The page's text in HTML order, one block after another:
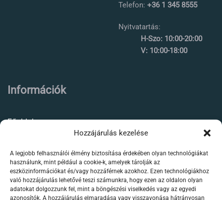
Hozzájárulás kezelése
A legjobb felhasználói élmény biztosítása érdekében olyan technológiákat
használunk, mint például a cookie-k, amelyek tárolják az
eszközinformációkat és/vagy hozzáférnek azokhoz. Ezen technológiákhoz
való hozzájárulás lehetővé teszi számunkra, hogy ezen az oldalon olyan
adatokat dolgozzunk fel, mint a böngészési viselkedés vagy az egyedi
azonosítók. A hozzájárulás elmaradása vagy visszavonása hátrányosan
Telefon: +36 1 345 8555
Nyitvatartás:
H-Szo: 10:00-20:00
V: 10:00-18:00
Információk
Főoldal
Élőállat kereskedés
Forgalmazott termékeink